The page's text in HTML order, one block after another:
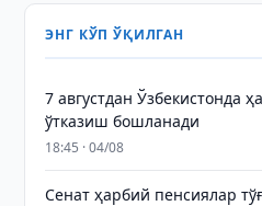
ЭНГ КЎП ЎҚИЛГАН
7 августдан Ўзбекистонда
ўтказиш бошланади
18:45 · 04/08
Сенат ҳарбий пенсиялар